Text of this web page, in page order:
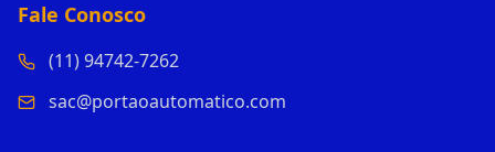
Fale Conosco
(11) 94742-7262
sac@portaoautomatico.com